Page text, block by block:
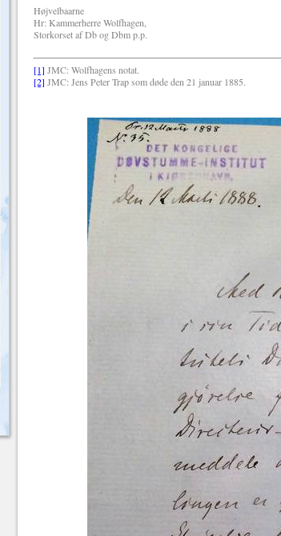
Højvelbaarne
Hr: Kammerherre Wolfhagen,
Storkorset af Db og Dbm p.p.
[1] JMC: Wolfhagens notat.
[2] JMC: Jens Peter Trap som døde den 21 januar 1885.